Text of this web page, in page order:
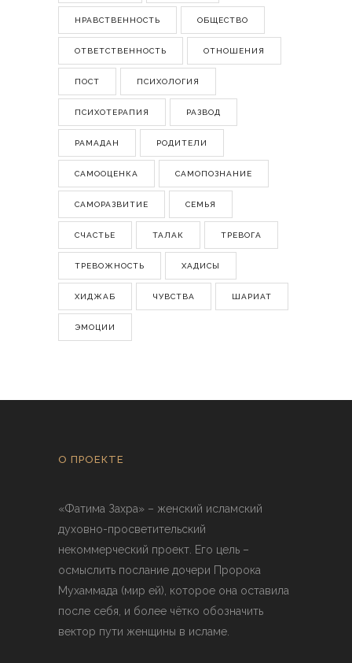
НРАВСТВЕННОСТЬ ОБЩЕСТВО
ОТВЕТСТВЕННОСТЬ ОТНОШЕНИЯ
ПОСТ ПСИХОЛОГИЯ
ПСИХОТЕРАПИЯ РАЗВОД
РАМАДАН РОДИТЕЛИ
САМООЦЕНКА САМОПОЗНАНИЕ
САМОРАЗВИТИЕ СЕМЬЯ
СЧАСТЬЕ ТАЛАК ТРЕВОГА
ТРЕВОЖНОСТЬ ХАДИСЫ
ХИДЖАБ ЧУВСТВА ШАРИАТ
ЭМОЦИИ
О ПРОЕКТЕ
«Фатима Захра» – женский исламский
духовно-просветительский
некоммерческий проект. Его цель –
осмыслить послание дочери Пророка
Мухаммада (мир ей), которое она оставила
после себя, и более чётко обозначить
вектор пути женщины в исламе.